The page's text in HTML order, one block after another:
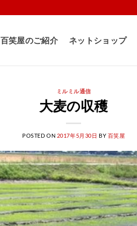
百笑屋のご紹介 ネットショップ
ミルミル通信
大麦の収穫
POSTED ON 2017年5月30日 BY 百笑屋